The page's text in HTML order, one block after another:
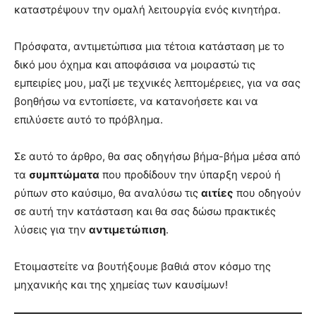
καταστρέψουν την ομαλή λειτουργία ενός κινητήρα.
Πρόσφατα, αντιμετώπισα μια τέτοια κατάσταση με το
δικό μου όχημα και αποφάσισα να μοιραστώ τις
εμπειρίες μου, μαζί με τεχνικές λεπτομέρειες, για να σας
βοηθήσω να εντοπίσετε, να κατανοήσετε και να
επιλύσετε αυτό το πρόβλημα.
Σε αυτό το άρθρο, θα σας οδηγήσω βήμα-βήμα μέσα από
τα συμπτώματα που προδίδουν την ύπαρξη νερού ή
ρύπων στο καύσιμο, θα αναλύσω τις αιτίες που οδηγούν
σε αυτή την κατάσταση και θα σας δώσω πρακτικές
λύσεις για την αντιμετώπιση.
Ετοιμαστείτε να βουτήξουμε βαθιά στον κόσμο της
μηχανικής και της χημείας των καυσίμων!